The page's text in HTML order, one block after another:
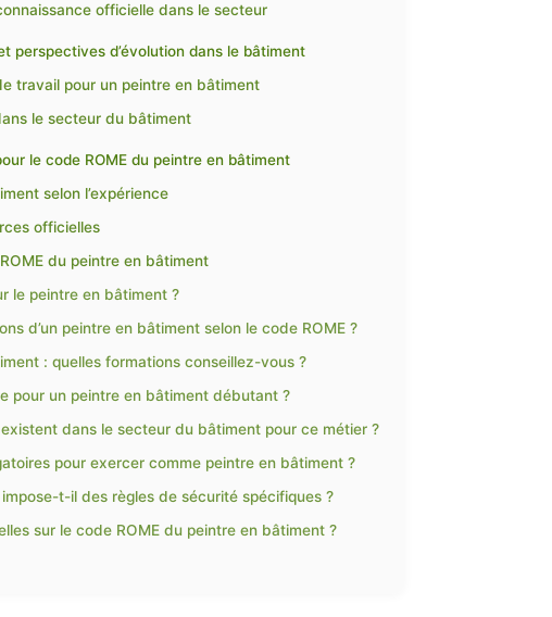
officielle dans le secteur
perspectives d’évolution dans le bâtiment
travail pour un peintre en bâtiment
le secteur du bâtiment
le code ROME du peintre en bâtiment
selon l’expérience
officielles
du peintre en bâtiment
le peintre en bâtiment ?
d’un peintre en bâtiment selon le code ROME ?
: quelles formations conseillez-vous ?
pour un peintre en bâtiment débutant ?
dans le secteur du bâtiment pour ce métier ?
pour exercer comme peintre en bâtiment ?
t-il des règles de sécurité spécifiques ?
sur le code ROME du peintre en bâtiment ?